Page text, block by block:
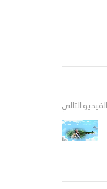
الفيديو التالي